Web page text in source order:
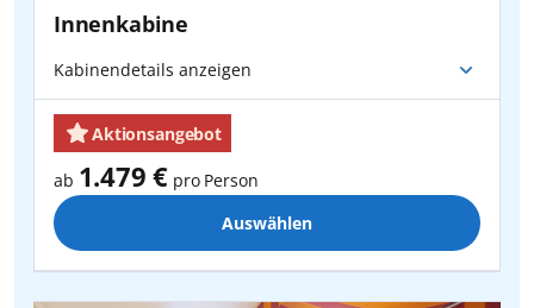
Zurücksetzen
Innenkabine
Kabinendetails anzeigen
Aktionsangebot
ab 1.479 € pro Person
Auswählen